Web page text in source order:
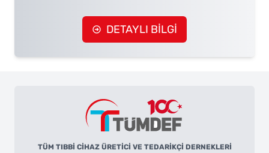
DETAYLI BİLGİ
TÜM TIBBİ CİHAZ ÜRETİCİ VE TEDARİKÇİ DERNEKLERİ